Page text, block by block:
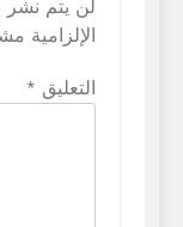
لن يتم نشر
الإلزامية
التعليق *